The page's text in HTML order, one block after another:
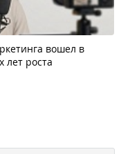
вошел в
лет роста